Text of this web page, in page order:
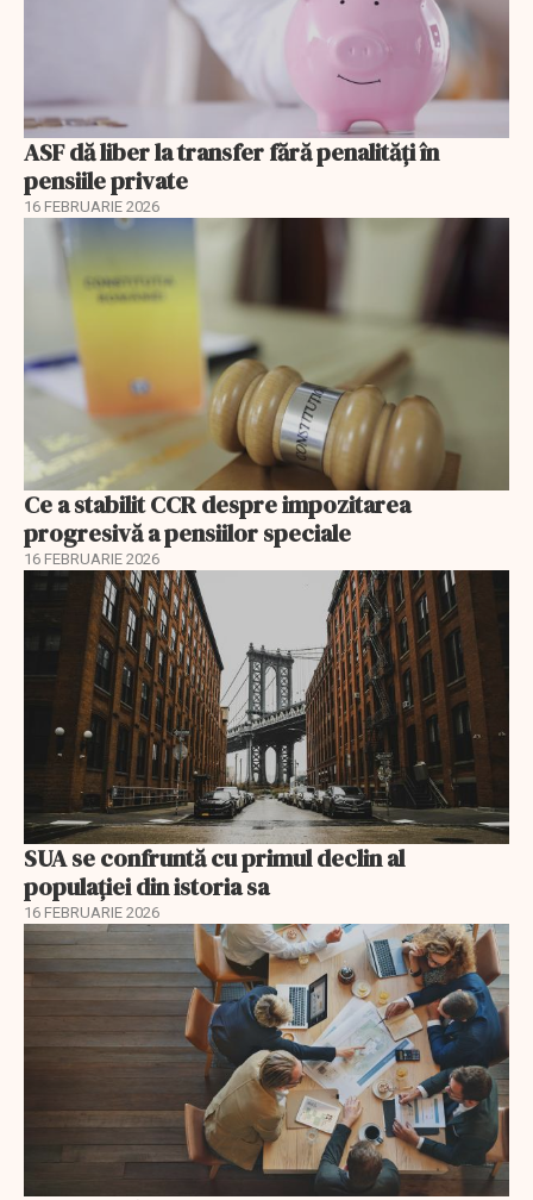
ASF dă liber la transfer fără penalități în
pensiile private
16 FEBRUARIE 2026
Ce a stabilit CCR despre impozitarea
progresivă a pensiilor speciale
16 FEBRUARIE 2026
SUA se confruntă cu primul declin al
populației din istoria sa
16 FEBRUARIE 2026